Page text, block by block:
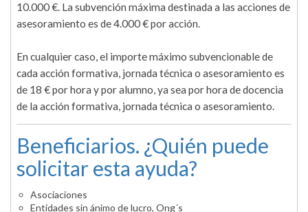
10.000 €. La subvención máxima destinada a las acciones de
asesoramiento es de 4.000 € por acción.
En cualquier caso, el importe máximo subvencionable de
cada acción formativa, jornada técnica o asesoramiento es
de 18 € por hora y por alumno, ya sea por hora de docencia
de la acción formativa, jornada técnica o asesoramiento.
Beneficiarios. ¿Quién puede
solicitar esta ayuda?
Asociaciones
Entidades sin ánimo de lucro, Ong´s